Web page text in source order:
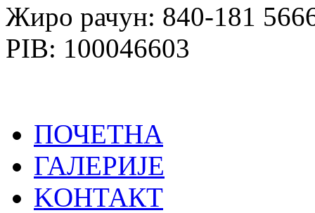
Жиро рачун: 840-181
PIB: 100046603
ПОЧЕТНА
ГАЛЕРИЈЕ
KOНТАКТ